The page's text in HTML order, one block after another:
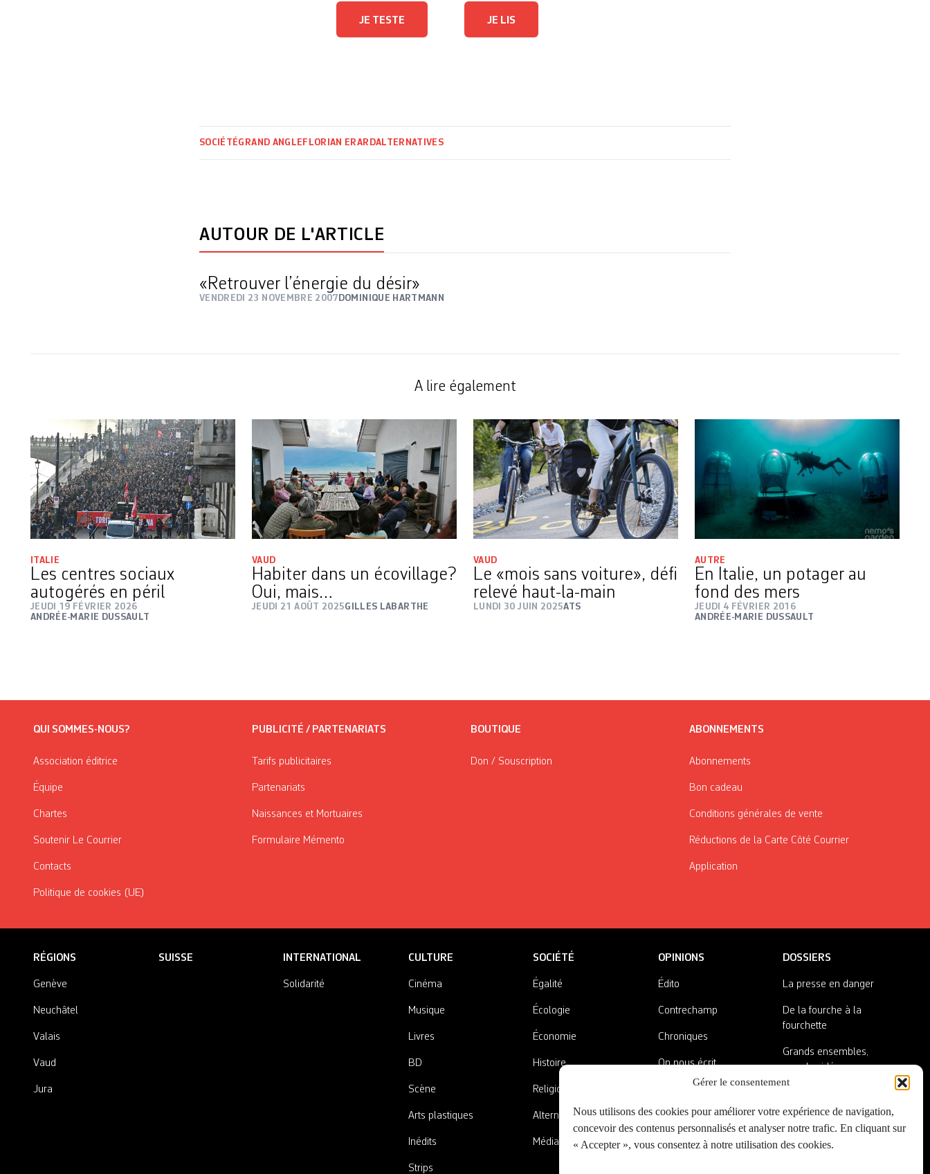
Gérer le consentement
Nous utilisons des cookies pour améliorer votre expérience de navigation,
concevoir des contenus personnalisés et analyser notre trafic. En cliquant sur
« Accepter », vous consentez à notre utilisation des cookies.
JE TESTE JE LIS
SOCIÉTÉGRAND ANGLE FLORIAN ERARDALTERNATIVES
AUTOUR DE L'ARTICLE
«Retrouver l’énergie du désir»
VENDREDI 23 NOVEMBRE 2007 DOMINIQUE HARTMANN
A lire également
ITALIE
Les centres sociaux
autogérés en péril
JEUDI 19 FÉVRIER 2026
ANDRÉE-MARIE DUSSAULT
VAUD
Habiter dans un écovillage?
Oui, mais…
JEUDI 21 AOÛT 2025GILLES LABARTHE
VAUD
Le «mois sans voiture», défi
relevé haut-la-main
LUNDI 30 JUIN 2025ATS
AUTRE
En Italie, un potager au
fond des mers
JEUDI 4 FÉVRIER 2016
ANDRÉE-MARIE DUSSAULT
QUI SOMMES-NOUS?
Association éditrice
Équipe
Chartes
Soutenir Le Courrier
Contacts
Politique de cookies (UE)
PUBLICITÉ / PARTENARIATS
Tarifs publicitaires
Partenariats
Naissances et Mortuaires
Formulaire Mémento
BOUTIQUE
Don / Souscription
ABONNEMENTS
Abonnements
Bon cadeau
Conditions générales de vente
Réductions de la Carte Côté Courrier
Application
RÉGIONS
Genève
Neuchâtel
Valais
Vaud
Jura
SUISSE INTERNATIONAL
Solidarité
CULTURE
Cinéma
Musique
Livres
BD
Scène
Arts plastiques
Inédits
Strips
SOCIÉTÉ
Égalité
Écologie
Économie
Histoire
Religions
Alternatives
Médias
OPINIONS
Édito
Contrechamp
Chroniques
On nous écrit
A côté de la plaque
DOSSIERS
La presse en danger
De la fourche à la
fourchette
Grands ensembles,
grandes idées